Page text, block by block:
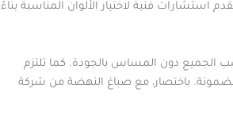
فنية لاختيار الألوان المناسبة بناءً
الجميع دون المساس بالجودة. كما تلتزم
باختصار، مع صباغ النهضة من شركة